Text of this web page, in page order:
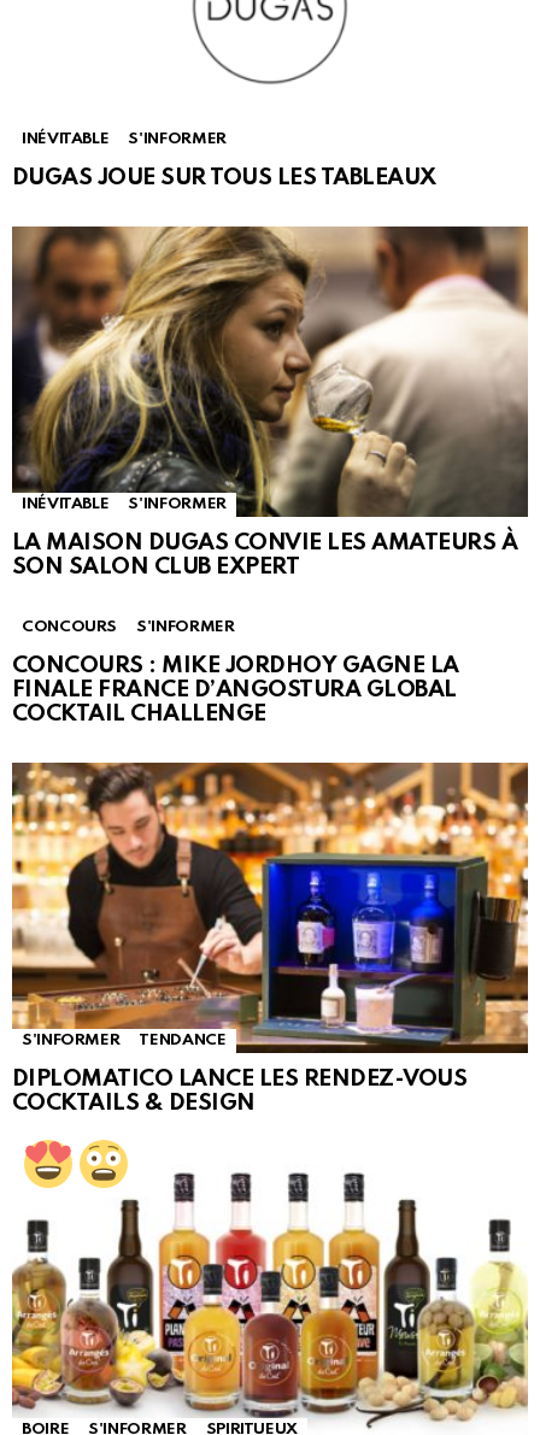
INÉVITABLE S'INFORMER
DUGAS JOUE SUR TOUS LES TABLEAUX
INÉVITABLE S'INFORMER
LA MAISON DUGAS CONVIE LES AMATEURS À
SON SALON CLUB EXPERT
CONCOURS S'INFORMER
CONCOURS : MIKE JORDHOY GAGNE LA
FINALE FRANCE D’ANGOSTURA GLOBAL
COCKTAIL CHALLENGE
S'INFORMER TENDANCE
DIPLOMATICO LANCE LES RENDEZ-VOUS
COCKTAILS & DESIGN
BOIRE S'INFORMER SPIRITUEUX